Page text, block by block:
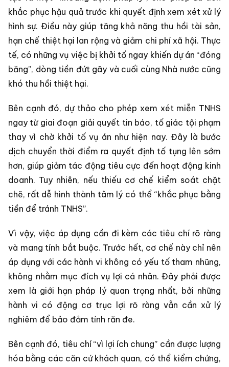
khắc phục hậu quả trước khi quyết định xem xét xử lý
hình sự. Điều này giúp tăng khả năng thu hồi tài sản,
hạn chế thiệt hại lan rộng và giảm chi phí xã hội. Thực
tế, có những vụ việc bị khởi tố ngay khiến dự án “đóng
băng”, dòng tiền đứt gãy và cuối cùng Nhà nước cũng
khó thu hồi thiệt hại.
Bên cạnh đó, dự thảo cho phép xem xét miễn TNHS
ngay từ giai đoạn giải quyết tin báo, tố giác tội phạm
thay vì chờ khởi tố vụ án như hiện nay. Đây là bước
dịch chuyển thời điểm ra quyết định tố tụng lên sớm
hơn, giúp giảm tác động tiêu cực đến hoạt động kinh
doanh. Tuy nhiên, nếu thiếu cơ chế kiểm soát chặt
chẽ, rất dễ hình thành tâm lý có thể “khắc phục bằng
tiền để tránh TNHS”.
Vì vậy, việc áp dụng cần đi kèm các tiêu chí rõ ràng
và mang tính bắt buộc. Trước hết, cơ chế này chỉ nên
áp dụng với các hành vi không có yếu tố tham nhũng,
không nhằm mục đích vụ lợi cá nhân. Đây phải được
xem là giới hạn pháp lý quan trọng nhất, bởi những
hành vi có động cơ trục lợi rõ ràng vẫn cần xử lý
nghiêm để bảo đảm tính răn đe.
Bên cạnh đó, tiêu chí “vì lợi ích chung” cần được lượng
hóa bằng các căn cứ khách quan, có thể kiểm chứng,